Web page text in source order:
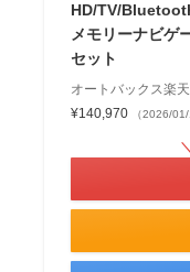
HD/TV/
メモリーナビゲ
セット
オートバックス楽
¥140,970
（2026/